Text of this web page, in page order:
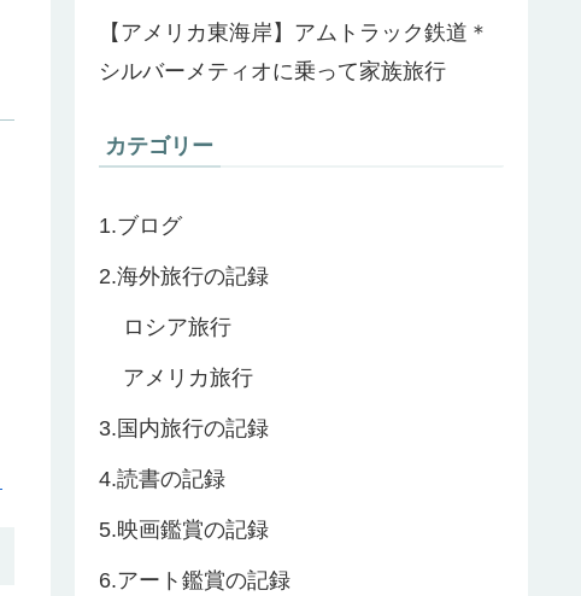
【アメリカ東海岸】アムトラック鉄道＊
シルバーメティオに乗って家族旅行
カテゴリー
1.ブログ
2.海外旅行の記録
ロシア旅行
アメリカ旅行
3.国内旅行の記録
4.読書の記録
5.映画鑑賞の記録
6.アート鑑賞の記録